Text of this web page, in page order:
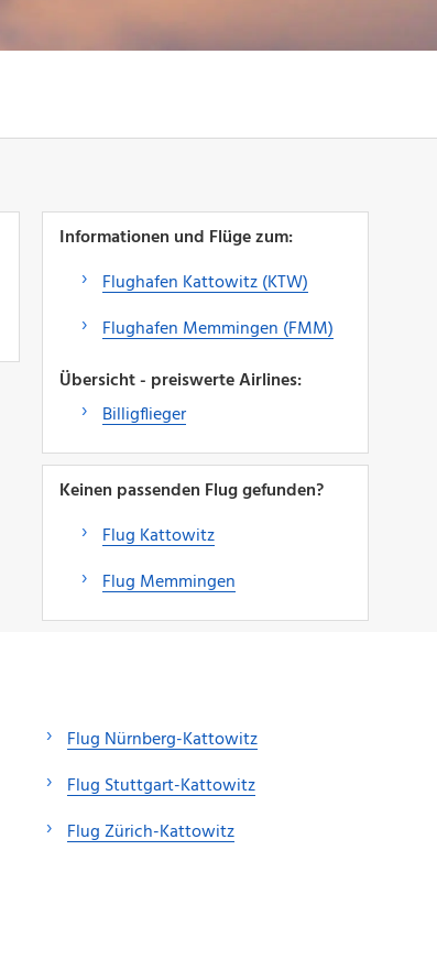
Informationen und Flüge zum:
Flughafen Kattowitz (KTW)
Flughafen Memmingen (FMM)
Übersicht - preiswerte Airlines:
Billigflieger
Keinen passenden Flug gefunden?
Flug Kattowitz
Flug Memmingen
Flug Nürnberg-Kattowitz
Flug Stuttgart-Kattowitz
Flug Zürich-Kattowitz